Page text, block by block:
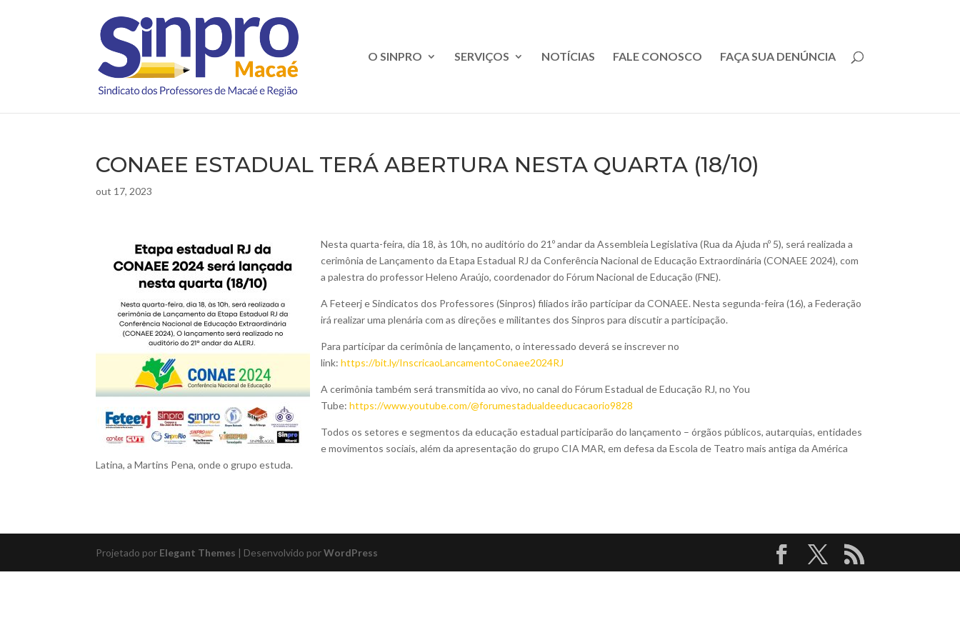
O SINPRO SERVIÇOS NOTÍCIAS FALE CONOSCO FAÇA SUA DENÚNCIA
CONAEE ESTADUAL TERÁ ABERTURA NESTA QUARTA (18/10)
out 17, 2023
Nesta quarta-feira, dia 18, às 10h, no auditório do 21º andar da Assembleia Legislativa (Rua da Ajuda nº 5), será realizada a
cerimônia de Lançamento da Etapa Estadual RJ da Conferência Nacional de Educação Extraordinária (CONAEE 2024), com
a palestra do professor Heleno Araújo, coordenador do Fórum Nacional de Educação (FNE).
A Feteerj e Sindicatos dos Professores (Sinpros) filiados irão participar da CONAEE. Nesta segunda-feira (16), a Federação
irá realizar uma plenária com as direções e militantes dos Sinpros para discutir a participação.
Para participar da cerimônia de lançamento, o interessado deverá se inscrever no
link:https://bit.ly/InscricaoLancamentoConaee2024RJ
A cerimônia também será transmitida ao vivo, no canal do Fórum Estadual de Educação RJ, no You
Tube:https://www.youtube.com/@forumestadualdeeducacaorio9828
Todos os setores e segmentos da educação estadual participarão do lançamento – órgãos públicos, autarquias, entidades
e movimentos sociais, além da apresentação do grupo CIA MAR, em defesa da Escola de Teatro mais antiga da América
Latina, a Martins Pena, onde o grupo estuda.
Projetado por Elegant Themes | Desenvolvido porWordPress